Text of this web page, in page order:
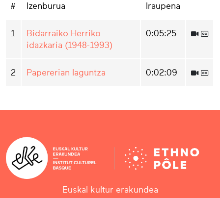
# Izenburua Iraupena
1
Bidarraiko Herriko
idazkaria (1948-1993)
0:05:25
2 Papererian laguntza 0:02:09
Euskal kultur erakundea